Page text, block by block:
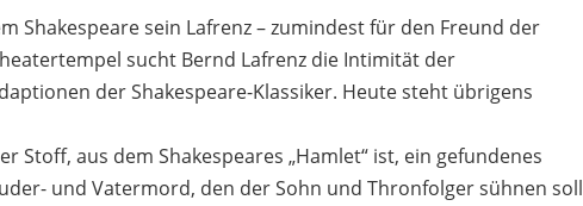
Shakespeare sein Lafrenz – zumindest für den Freund der
sucht Bernd Lafrenz die Intimität der
der Shakespeare-Klassiker. Heute steht übrigens
Stoff, aus dem Shakespeares „Hamlet“ ist, ein gefundenes
und Vatermord, den der Sohn und Thronfolger sühnen soll